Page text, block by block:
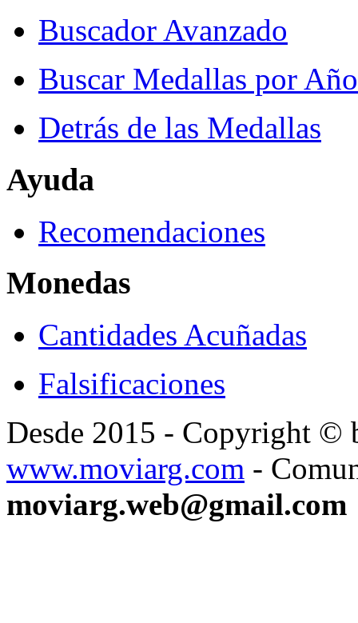
Buscador Avanzado
Buscar Medallas por Año
Detrás de las Medallas
Ayuda
Recomendaciones
Monedas
Cantidades Acuñadas
Falsificaciones
Desde 2015 - Copyright ©
www.moviarg.com -
moviarg.web@gmail.com